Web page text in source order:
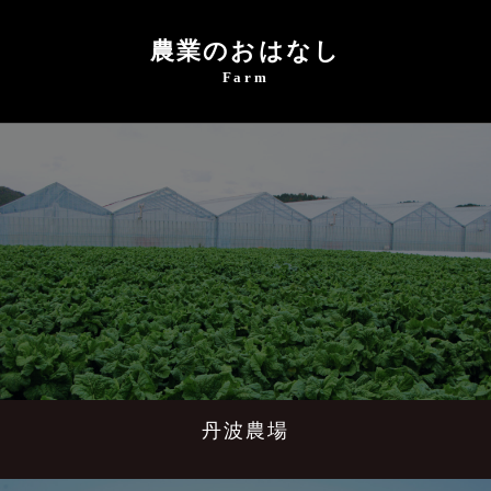
農業のおはなし
Farm
丹波農場